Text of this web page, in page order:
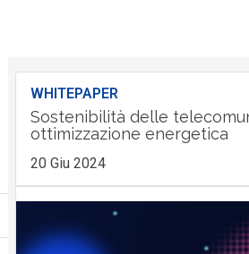
WHITEPAPER
Sostenibilità delle
ottimizzazione energetica
20 Giu 2024